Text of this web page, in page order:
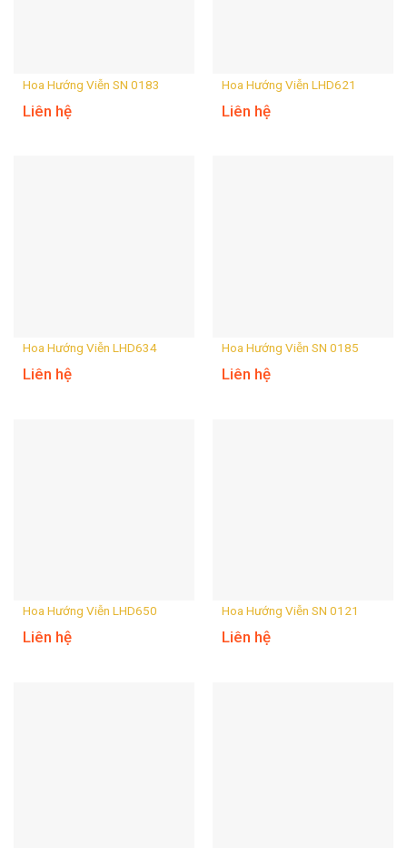
Hoa Hướng Viễn SN 0183
Liên hệ
Hoa Hướng Viễn LHD621
Liên hệ
Hoa Hướng Viễn LHD634
Liên hệ
Hoa Hướng Viễn SN 0185
Liên hệ
Hoa Hướng Viễn LHD650
Liên hệ
Hoa Hướng Viễn SN 0121
Liên hệ